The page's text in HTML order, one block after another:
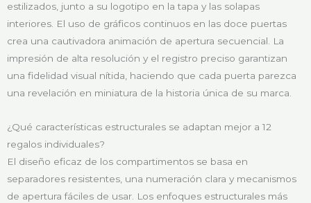
estilizados, junto a su logotipo en la tapa y las solapas
interiores. El uso de gráficos continuos en las doce puertas
crea una cautivadora animación de apertura secuencial. La
impresión de alta resolución y el registro preciso garantizan
una fidelidad visual nítida, haciendo que cada puerta parezca
una revelación en miniatura de la historia única de su marca.
¿Qué características estructurales se adaptan mejor a 12
regalos individuales?
El diseño eficaz de los compartimentos se basa en
separadores resistentes, una numeración clara y mecanismos
de apertura fáciles de usar. Los enfoques estructurales más